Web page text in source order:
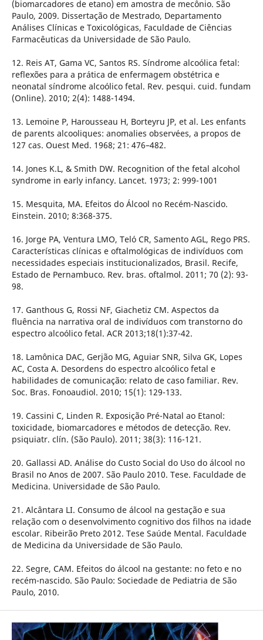
(biomarcadores de etano) em amostra de mecônio. São
Paulo, 2009. Dissertação de Mestrado, Departamento
Análises Clínicas e Toxicológicas, Faculdade de Ciências
Farmacêuticas da Universidade de São Paulo.
12. Reis AT, Gama VC, Santos RS. Síndrome alcoólica fetal:
reflexões para a prática de enfermagem obstétrica e
neonatal síndrome alcoólico fetal. Rev. pesqui. cuid. fundam
(Online). 2010; 2(4): 1488-1494.
13. Lemoine P, Harousseau H, Borteyru JP, et al. Les enfants
de parents alcooliques: anomalies observées, a propos de
127 cas. Ouest Med. 1968; 21: 476–482.
14. Jones K.L, & Smith DW. Recognition of the fetal alcohol
syndrome in early infancy. Lancet. 1973; 2: 999-1001
15. Mesquita, MA. Efeitos do Álcool no Recém-Nascido.
Einstein. 2010; 8:368-375.
16. Jorge PA, Ventura LMO, Teló CR, Samento AGL, Rego PRS.
Características clínicas e oftalmológicas de indivíduos com
necessidades especiais institucionalizados, Brasil. Recife,
Estado de Pernambuco. Rev. bras. oftalmol. 2011; 70 (2): 93-
98.
17. Ganthous G, Rossi NF, Giachetiz CM. Aspectos da
fluência na narrativa oral de indivíduos com transtorno do
espectro alcoólico fetal. ACR 2013;18(1):37-42.
18. Lamônica DAC, Gerjão MG, Aguiar SNR, Silva GK, Lopes
AC, Costa A. Desordens do espectro alcoólico fetal e
habilidades de comunicação: relato de caso familiar. Rev.
Soc. Bras. Fonoaudiol. 2010; 15(1): 129-133.
19. Cassini C, Linden R. Exposição Pré-Natal ao Etanol:
toxicidade, biomarcadores e métodos de detecção. Rev.
psiquiatr. clín. (São Paulo). 2011; 38(3): 116-121.
20. Gallassi AD. Análise do Custo Social do Uso do álcool no
Brasil no Anos de 2007. São Paulo 2010. Tese. Faculdade de
Medicina. Universidade de São Paulo.
21. Alcântara LI. Consumo de álcool na gestação e sua
relação com o desenvolvimento cognitivo dos filhos na idade
escolar. Ribeirão Preto 2012. Tese Saúde Mental. Faculdade
de Medicina da Universidade de São Paulo.
22. Segre, CAM. Efeitos do álcool na gestante: no feto e no
recém-nascido. São Paulo: Sociedade de Pediatria de São
Paulo, 2010.